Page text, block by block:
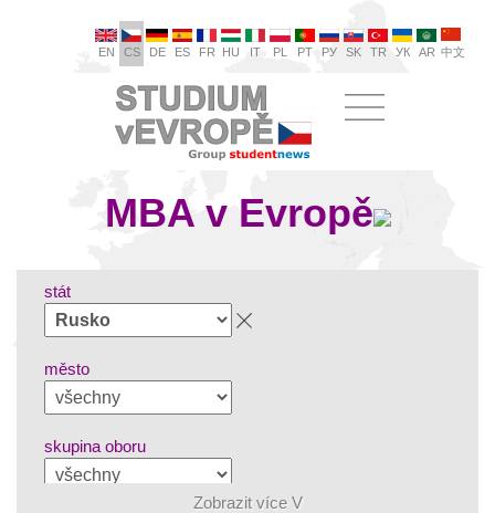
EN CS DE ES FR HU IT PL PT РУ SK TR УК AR 中文
MBA v Evropě
stát
město
skupina oboru
Zobrazit více V